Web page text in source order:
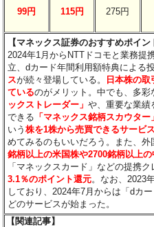
99円 115円 275円
【マネックス証券のおすすめポイン
2024年1月からNTTドコモと業務提
立、dカード年間利用額特典による
スが続々登場している。
日本株の
ているのがメリット。中でも、多
ックストレーダー」や、重要な業績
できる 「マネックス銘柄スカウター」
いう株を1株から売買できるサービス
めてみるのもいいだろう。また、
銘柄以上の米国株や2700銘柄以上
「マネックスカード」などの提携
3.1％のポイント還元。なお、2023
しており、2024年7月からは「dカ
どのサービスが始まった。
【関連記事】